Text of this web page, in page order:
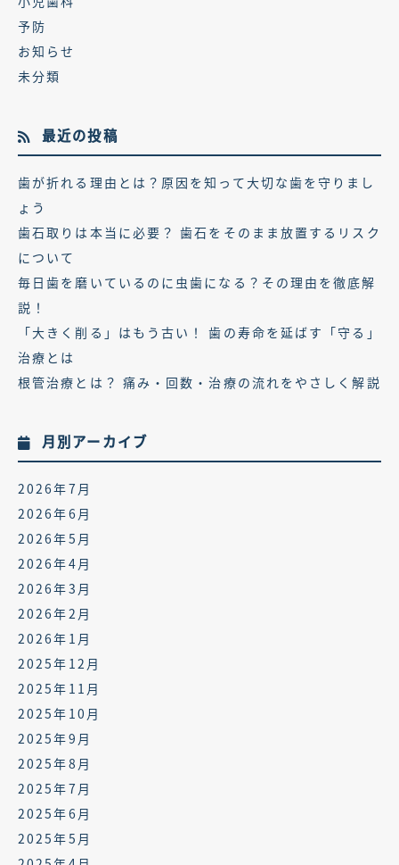
予防
お知らせ
未分類
最近の投稿
歯が折れる理由とは？原因を知って大切な歯を守りまし
ょう
歯石取りは本当に必要？ 歯石をそのまま放置するリスク
について
毎日歯を磨いているのに虫歯になる？その理由を徹底解
説！
「大きく削る」はもう古い！ 歯の寿命を延ばす「守る」
治療とは
根管治療とは？ 痛み・回数・治療の流れをやさしく解説
月別アーカイブ
2026年7月
2026年6月
2026年5月
2026年4月
2026年3月
2026年2月
2026年1月
2025年12月
2025年11月
2025年10月
2025年9月
2025年8月
2025年7月
2025年6月
2025年5月